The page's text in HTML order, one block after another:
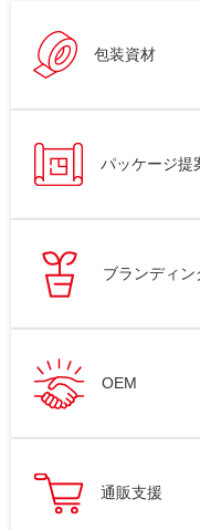
包装資材
パッケージ提
ブランディン
OEM
通販支援